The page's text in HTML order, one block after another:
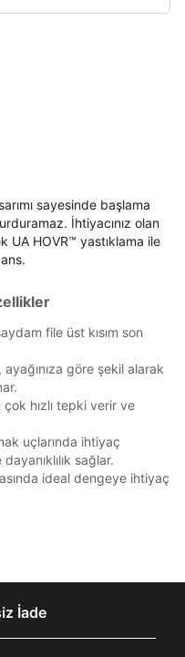
6
4
3
sayesinde başlama
İhtiyacınız olan
UA HOVR™ yastıklama ile
file üst kısım son
göre şekil alarak
hızlı tepki verir ve
uçlarında ihtiyaç
sağlar.
ideal dengeye ihtiyaç
mail adresinize
İade
Use
küçük harf karakter
büyük harf
,Hüküm ve Koşullar
Doğuş
Ticaret A.Ş.
amacıyla
verilerimin alınan
telefonunuza SMS
doğrulayın.
telefonunuza SMS
doğrulayın.